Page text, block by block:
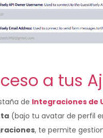
a tus
de Integraciones de
(bajo tu avatar de perfil
, te permite